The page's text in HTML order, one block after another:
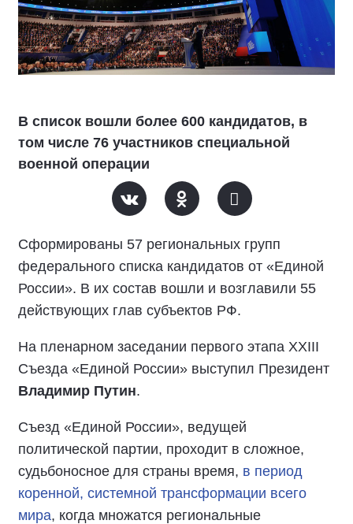
В список вошли более 600 кандидатов, в
том числе 76 участников специальной
военной операции
Сформированы 57 региональных групп
федерального списка кандидатов от «Единой
России». В их состав вошли и возглавили 55
действующих глав субъектов РФ.
На пленарном заседании первого этапа XXIII
Съезда «Единой России» выступил Президент
Владимир Путин.
Съезд «Единой России», ведущей
политической партии, проходит в сложное,
судьбоносное для страны время, в период
коренной, системной трансформации всего
мира, когда множатся региональные